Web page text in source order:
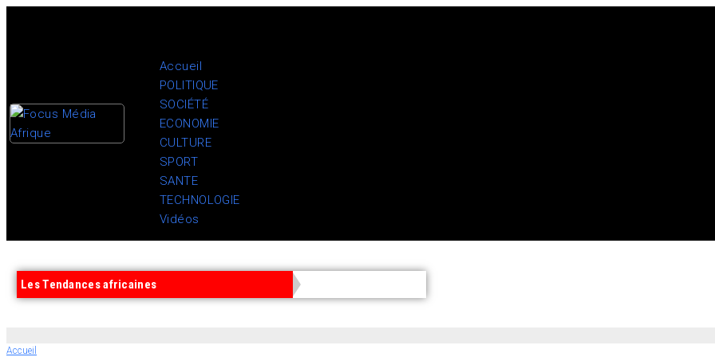
Accueil
POLITIQUE
SOCIÉTÉ
ECONOMIE
CULTURE
SPORT
SANTE
TECHNOLOGIE
Vidéos
Les Tendances africaines
Accueil